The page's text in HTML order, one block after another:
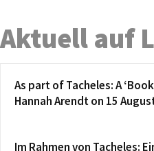
Aktuell auf
As part of Tacheles: A
Hannah Arendt on 15
Im Rahmen von Tacheles: